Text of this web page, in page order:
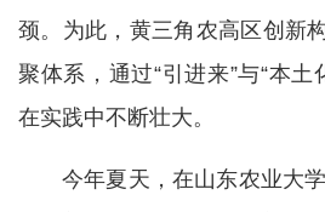
颈。为此，黄三角农高区创新
聚体系，通过“引进来”与“本土
在实践中不断壮大。
今年夏天，在山东农业大